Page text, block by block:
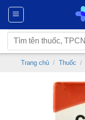
Chuyển
nội
dung
Tìm
kiếm:
Trang chủ / Thuốc /